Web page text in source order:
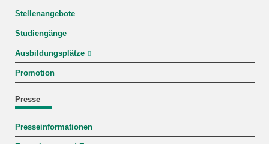
Stellenangebote
Studiengänge
Ausbildungsplätze
Promotion
Presse
Presseinformationen